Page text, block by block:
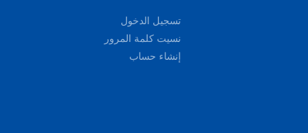
تسجيل الدخول
نسيت كلمة المرور
إنشاء حساب